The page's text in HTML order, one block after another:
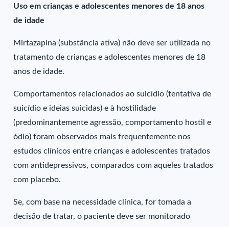
Uso em crianças e adolescentes menores de 18 anos
de idade
Mirtazapina (substância ativa) não deve ser utilizada no
tratamento de crianças e adolescentes menores de 18
anos de idade.
Comportamentos relacionados ao suicídio (tentativa de
suicídio e ideias suicidas) e à hostilidade
(predominantemente agressão, comportamento hostil e
ódio) foram observados mais frequentemente nos
estudos clínicos entre crianças e adolescentes tratados
com antidepressivos, comparados com aqueles tratados
com placebo.
Se, com base na necessidade clínica, for tomada a
decisão de tratar, o paciente deve ser monitorado